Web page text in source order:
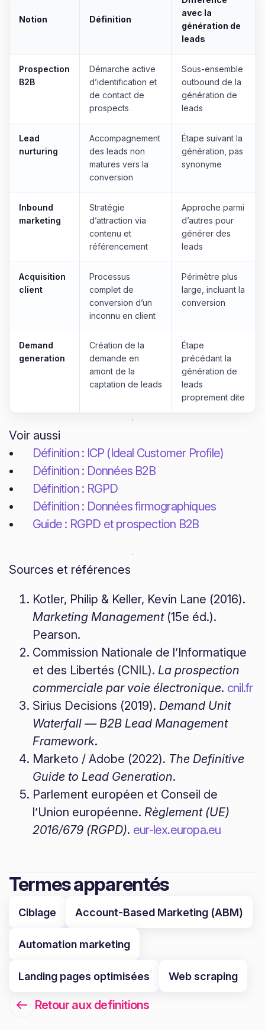
Notion Définition
avec la
génération de
leads
Prospection
B2B
Démarche active
d’identification et
de contact de
prospects
Sous-ensemble
outbound de la
génération de
leads
Lead
nurturing
Accompagnement
des leads non
matures vers la
conversion
Étape suivant la
génération, pas
synonyme
Inbound
marketing
Stratégie
d’attraction via
contenu et
référencement
Approche parmi
d’autres pour
générer des
leads
Acquisition
client
Processus
complet de
conversion d’un
inconnu en client
Périmètre plus
large, incluant la
conversion
Demand
generation
Création de la
demande en
amont de la
captation de leads
Étape
précédant la
génération de
leads
proprement dite
Voir aussi
Définition : ICP (Ideal Customer Profile)
Définition : Données B2B
Définition : RGPD
Définition : Données firmographiques
Guide : RGPD et prospection B2B
Sources et références
Kotler, Philip & Keller, Kevin Lane (2016).
Marketing Management(15e éd.).
Pearson.
Commission Nationale de l’Informatique
et des Libertés (CNIL). La prospection
commerciale par voie électronique. cnil.fr
Sirius Decisions (2019). Demand Unit
Waterfall — B2B Lead Management
Framework.
Marketo / Adobe (2022). The Definitive
Guide to Lead Generation.
Parlement européen et Conseil de
l’Union européenne. Règlement (UE)
2016/679 (RGPD). eur-lex.europa.eu
Termes apparentés
Ciblage Account-Based Marketing (ABM)
Automation marketing
Landing pages optimisées Web scraping
Retour aux definitions